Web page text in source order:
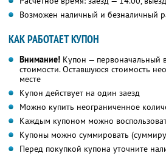
Возможен наличный и безналичный
КАК РАБОТАЕТ КУПОН
Внимание! Купон — первоначальный
стоимости. Оставшуюся стоимость
месте
Купон действует на один заезд
Можно купить неограниченное
Каждым купоном можно
Купоны можно суммировать
Перед покупкой купона уточните